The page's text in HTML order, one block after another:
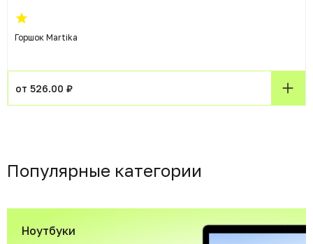
Горшок Martika
от 526.00 ₽
Популярные категории
Ноутбуки